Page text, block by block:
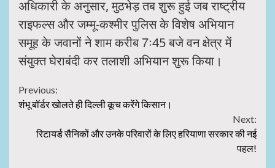
अधिकारी के अनुसार, मुठभेड़ तब शुरू हुई जब राष्ट्रीय
राइफल्स और जम्मू-कश्मीर पुलिस के विशेष अभियान
समूह के जवानों ने शाम करीब 7ः45 बजे वन क्षेत्र में
संयुक्त घेराबंदी कर तलाशी अभियान शुरू किया।
Continue
Previous:
शंभू बॉर्डर खोलते ही दिल्ली कूच करेंगे किसान।
Next:
रिटायर्ड सैनिकों और उनके परिवारों के लिए हरियाणा सरकार की नई
पहल!